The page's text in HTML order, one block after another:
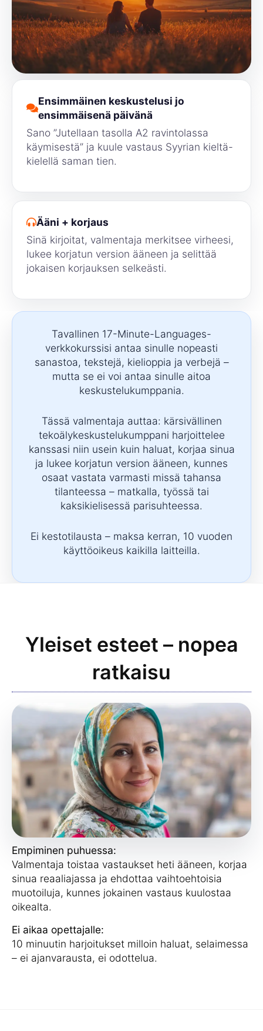
Ensimmäinen keskustelusi jo
ensimmäisenä päivänä
Sano ”Jutellaan tasolla A2 ravintolassa
käymisestä” ja kuule vastaus Syyrian kieltä-
kielellä saman tien.
Ääni + korjaus
Sinä kirjoitat, valmentaja merkitsee virheesi,
lukee korjatun version ääneen ja selittää
jokaisen korjauksen selkeästi.
Tavallinen 17-Minute-Languages-
verkkokurssisi antaa sinulle nopeasti
sanastoa, tekstejä, kielioppia ja verbejä –
mutta se ei voi antaa sinulle aitoa
keskustelukumppania.
Tässä valmentaja auttaa: kärsivällinen
tekoälykeskustelukumppani harjoittelee
kanssasi niin usein kuin haluat, korjaa sinua
ja lukee korjatun version ääneen, kunnes
osaat vastata varmasti missä tahansa
tilanteessa – matkalla, työssä tai
kaksikielisessä parisuhteessa.
Ei kestotilausta – maksa kerran, 10 vuoden
käyttöoikeus kaikilla laitteilla.
Yleiset esteet – nopea
ratkaisu
Empiminen puhuessa:
Valmentaja toistaa vastaukset heti ääneen, korjaa
sinua reaaliajassa ja ehdottaa vaihtoehtoisia
muotoiluja, kunnes jokainen vastaus kuulostaa
oikealta.
Ei aikaa opettajalle:
10 minuutin harjoitukset milloin haluat, selaimessa
– ei ajanvarausta, ei odottelua.